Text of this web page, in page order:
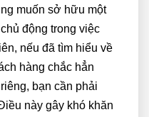
muốn sở hữu một
động trong việc
nếu đã tìm hiểu về
hàng chắc hẳn
bạn cần phải
này gây khó khăn